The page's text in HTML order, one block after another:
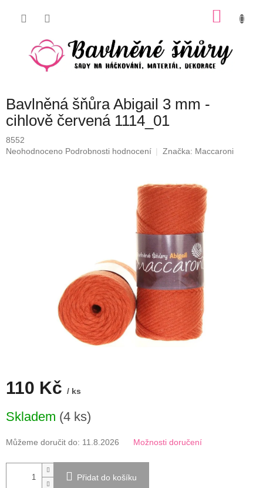
Bavlněná šňůra Abigail 3 mm -
cihlově červená 1114_01
8552
Průměrné
Neohodnoceno Podrobnosti hodnocení Značka: Maccaroni
110 Kč / ks
cena:
Skladem (4 ks)
Můžeme doručit do: 11.8.2026 Možnosti doručení
Přidat do košíku